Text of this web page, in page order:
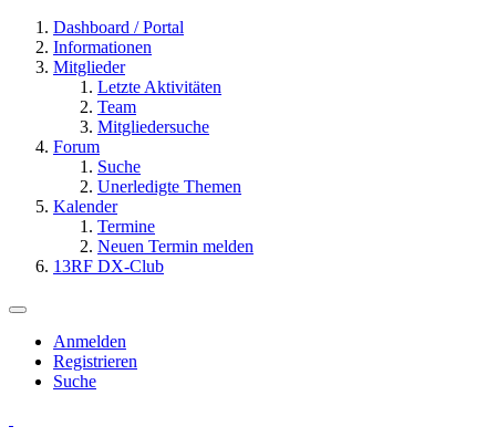
Dashboard / Portal
Informationen
Mitglieder
Letzte Aktivitäten
Team
Mitgliedersuche
Forum
Suche
Unerledigte Themen
Kalender
Termine
Neuen Termin melden
13RF DX-Club
Anmelden
Registrieren
Suche